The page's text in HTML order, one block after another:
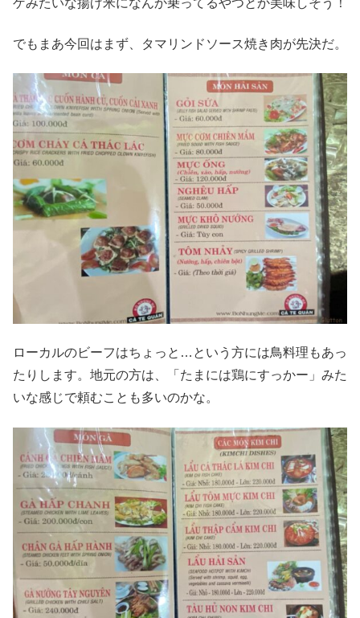
ゲみたいな揚げ米になんか乗ってるやつとか美味しそう！
でもまあ今回はまず、タマリンドソース焼き肉が先決だ。
ローカルのビーフはちょっと…という方には鳥料理もあっ
たりします。地元の方は、「たまには鶏にすっかー」みた
いな感じで頼むことも多いのかな。